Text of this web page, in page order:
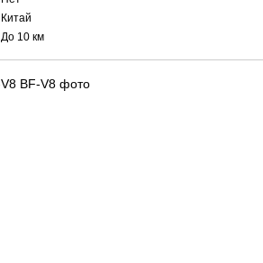
Китай
До 10 км